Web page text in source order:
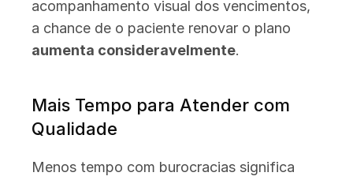
acompanhamento visual dos vencimentos,
aumenta consideravelmente.
Mais Tempo para Atender com
Qualidade
Menos tempo com burocracias significa